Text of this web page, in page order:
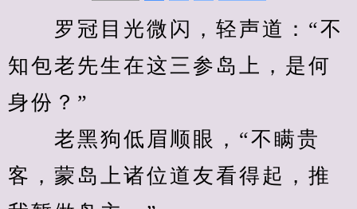
罗冠目光微闪，轻声道：“不
知包老先生在这三参岛上，是何
身份？”
老黑狗低眉顺眼，“不瞒贵
客，蒙岛上诸位道友看得起，推